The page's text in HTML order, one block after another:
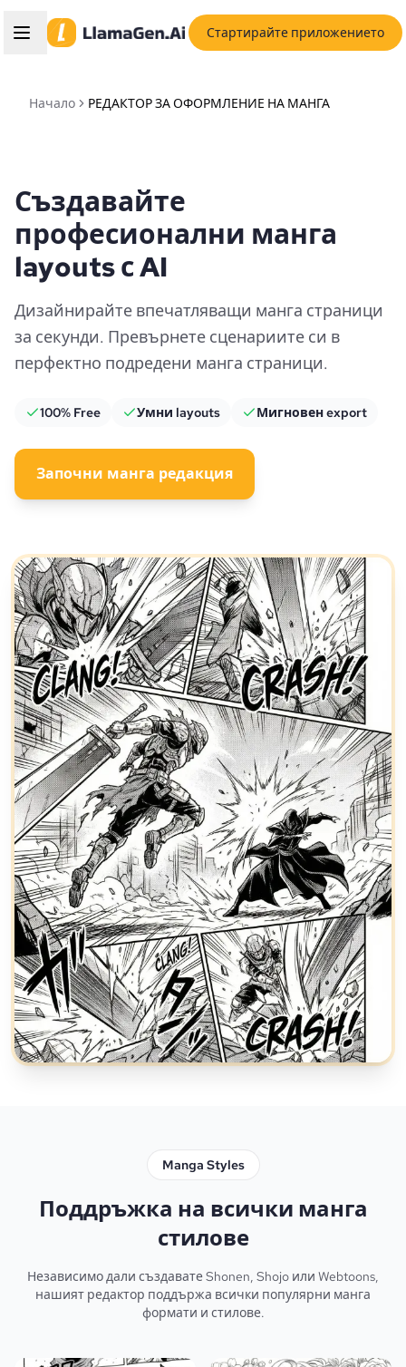
Стартирайте приложението
Начало РЕДАКТОР ЗА ОФОРМЛЕНИЕ НА МАНГА
Създавайте
професионални манга
layouts с AI
Дизайнирайте впечатляващи манга страници
за секунди. Превърнете сценариите си в
перфектно подредени манга страници.
100% Free Умни layouts Мигновен export
Започни манга редакция
Manga Styles
Поддръжка на всички манга
стилове
Независимо дали създавате Shonen, Shojo или Webtoons,
нашият редактор поддържа всички популярни манга
формати и стилове.